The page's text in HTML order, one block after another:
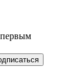
первым